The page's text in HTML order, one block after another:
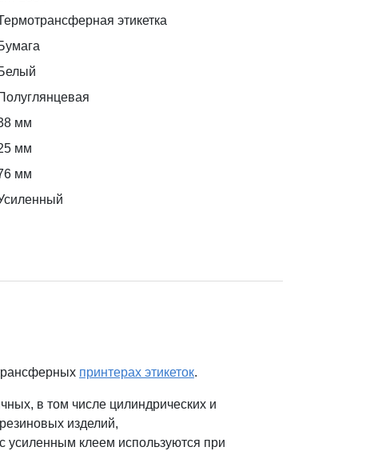
этикетка
Полуглянцевая
мм
мм
мм
принтерах этикеток.
в том числе цилиндрических и
изделий,
усиленным клеем используются при